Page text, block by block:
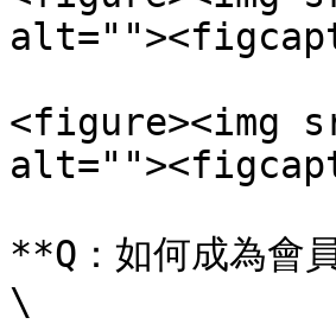
<figure><img
**Q：如何成為會
\